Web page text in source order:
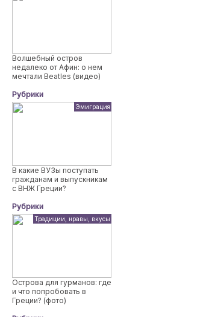
Волшебный остров
недалеко от Афин: о нем
мечтали Beatles (видео)
Рубрики
Эмиграция
В какие ВУЗы поступать
гражданам и выпускникам
с ВНЖ Греции?
Рубрики
Традиции, нравы, вкусы
Острова для гурманов: где
и что попробовать в
Греции? (фото)